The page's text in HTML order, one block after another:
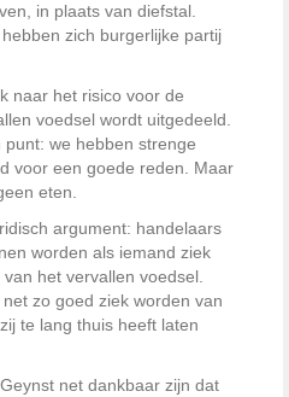
in plaats van diefstal.
zich burgerlijke partij
naar het risico voor de
voedsel wordt uitgedeeld.
we hebben strenge
voor een goede reden. Maar
eten.
argument: handelaars
worden als iemand ziek
het vervallen voedsel.
zo goed ziek worden van
te lang thuis heeft laten
net dankbaar zijn dat